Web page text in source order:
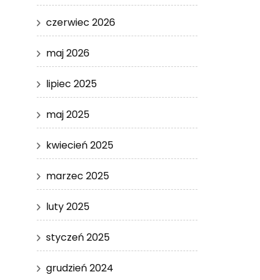
czerwiec 2026
maj 2026
lipiec 2025
maj 2025
kwiecień 2025
marzec 2025
luty 2025
styczeń 2025
grudzień 2024